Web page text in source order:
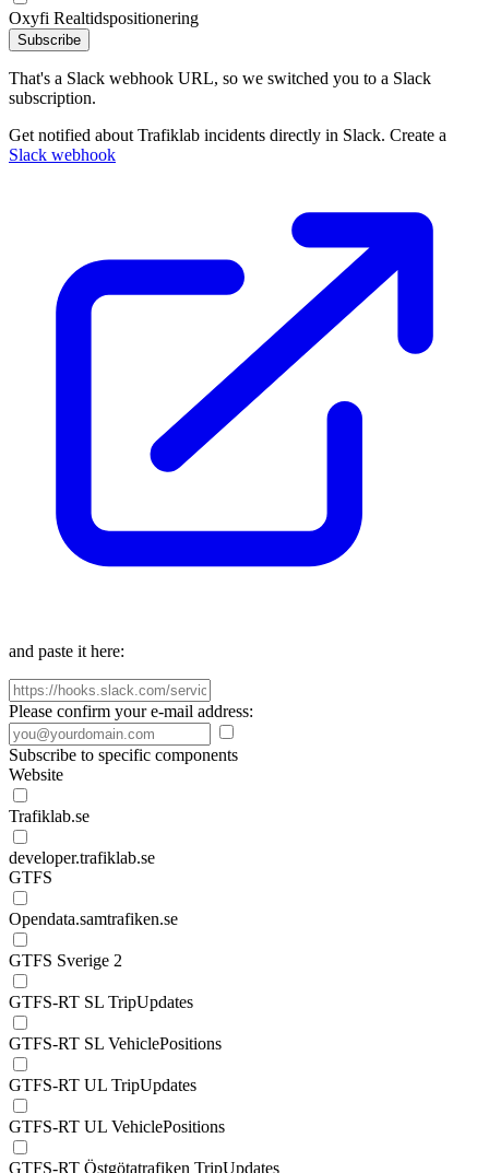
Oxyfi Realtidspositionering
Subscribe
That's a Slack webhook URL, so we switched you to a Slack
subscription.
Get notified about Trafiklab incidents directly in Slack. Create a
Slack webhook
and paste it here:
Please confirm your e-mail address:
Subscribe to specific components
Website
Trafiklab.se
developer.trafiklab.se
GTFS
Opendata.samtrafiken.se
GTFS Sverige 2
GTFS-RT SL TripUpdates
GTFS-RT SL VehiclePositions
GTFS-RT UL TripUpdates
GTFS-RT UL VehiclePositions
GTFS-RT Östgötatrafiken TripUpdates